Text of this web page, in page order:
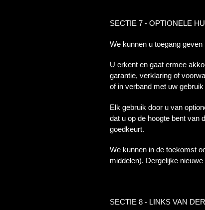
SECTIE 7 - OPTIONELE
We kunnen u toegang
U erkent en gaat ermee
garantie, verklaring of
of in verband met uw
Elk gebruik door u van
dat u op de hoogte bent van
goedkeurt.
We kunnen in de toekomst
middelen). Dergelijke
SECTIE 8 - LINKS VAN